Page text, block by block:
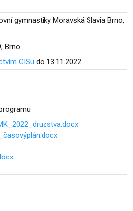
gymnastiky Moravská Slavia Brno,
Brno
GISu do 13.11.2022